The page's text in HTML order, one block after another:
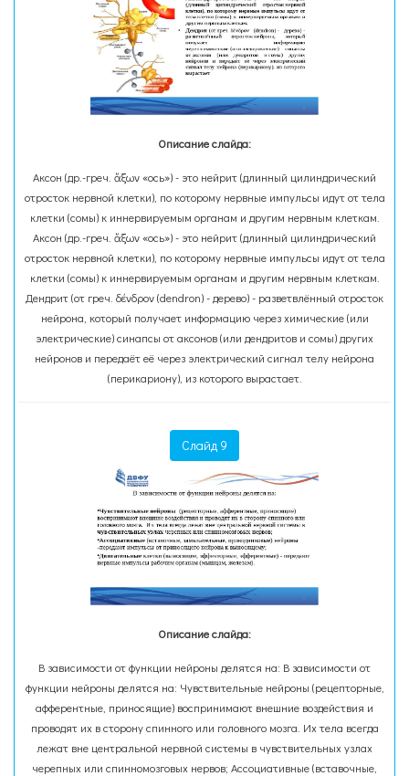
Описание слайда:
Аксон (др.-греч. ἄξων «ось») - это нейрит (длинный цилиндрический
отросток нервной клетки), по которому нервные импульсы идут от тела
клетки (сомы) к иннервируемым органам и другим нервным клеткам.
Аксон (др.-греч. ἄξων «ось») - это нейрит (длинный цилиндрический
отросток нервной клетки), по которому нервные импульсы идут от тела
клетки (сомы) к иннервируемым органам и другим нервным клеткам.
Дендрит (от греч. δένδρον (dendron) - дерево) - разветвлённый отросток
нейрона, который получает информацию через химические (или
электрические) синапсы от аксонов (или дендритов и сомы) других
нейронов и передаёт её через электрический сигнал телу нейрона
(перикариону), из которого вырастает.
Слайд 9
Описание слайда:
В зависимости от функции нейроны делятся на: В зависимости от
функции нейроны делятся на: Чувствительные нейроны (рецепторные,
афферентные, приносящие) воспринимают внешние воздействия и
проводят их в сторону спинного или головного мозга. Их тела всегда
лежат вне центральной нервной системы в чувствительных узлах
черепных или спинномозговых нервов; Ассоциативные (вставочные,